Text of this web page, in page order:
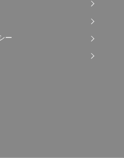
ー